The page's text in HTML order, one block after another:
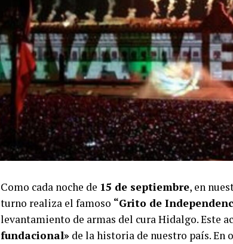
Como cada noche de 15 de septiembre, en
turno realiza el famoso “Grito de
levantamiento de armas del cura Hidalgo. Este
fundacional» de la historia de nuestro país. En